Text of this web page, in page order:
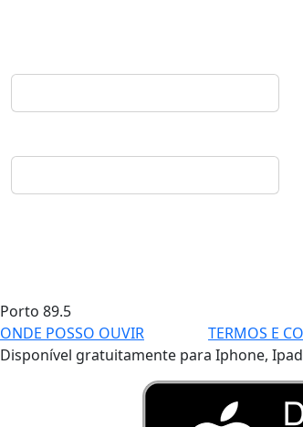
Porto 89.5
ONDE POSSO OUVIR
TERMOS E
Disponível gratuitamente para Iphone,